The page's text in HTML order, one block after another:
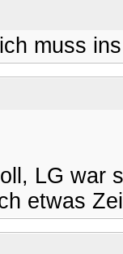
muss
LG war
etwas